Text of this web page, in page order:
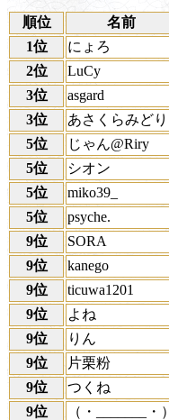
順位
名前
1位
にょろ
2位
LuCy
3位
asgard
3位
あさくらみどり
5位
じゃん@Riry
5位
シオン
5位
miko39_
5位
psyche.
9位
SORA
9位
kanego
9位
ticuwa1201
9位
よね
9位
りん
9位
片栗粉
9位
つくね
9位
（・_______・）